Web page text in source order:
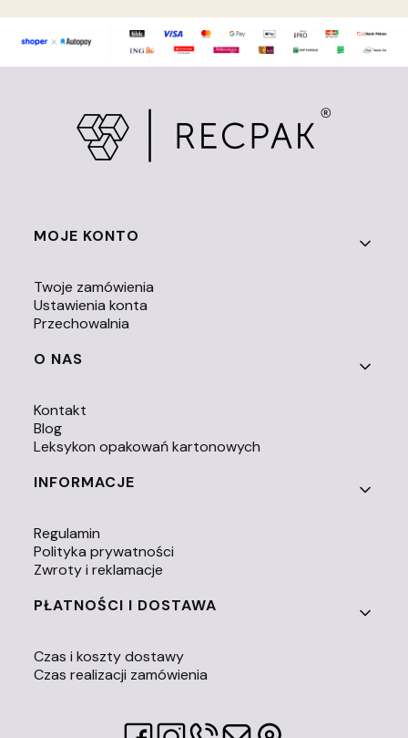
Linki w stopce
MOJE KONTO
Twoje zamówienia
Ustawienia konta
Przechowalnia
O NAS
Kontakt
Blog
Leksykon opakowań kartonowych
INFORMACJE
Regulamin
Polityka prywatności
Zwroty i reklamacje
PŁATNOŚCI I DOSTAWA
Czas i koszty dostawy
Czas realizacji zamówienia